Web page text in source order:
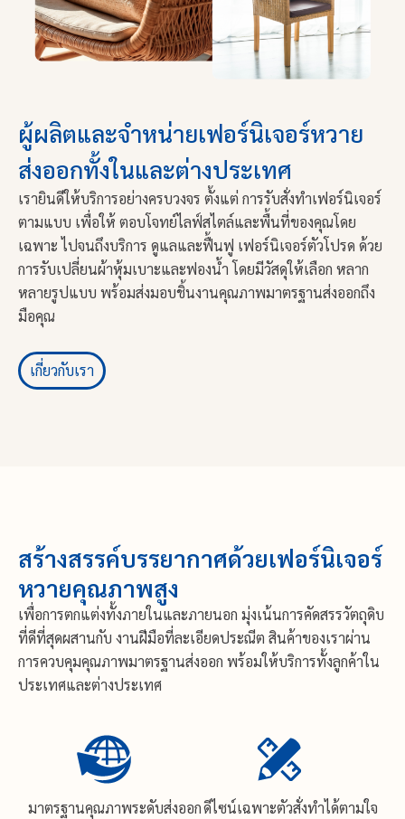
ผู้ผลิตและจำหน่ายเฟอร์นิเจอร์หวาย
ส่งออกทั้งในและต่างประเทศ
เรายินดีให้บริการอย่างครบวงจร ตั้งแต่ การรับสั่งทำเฟอร์นิเจอร์
ตามแบบ เพื่อให้ ตอบโจทย์ไลฟ์สไตล์และพื้นที่ของคุณโดย
เฉพาะ ไปจนถึงบริการ ดูแลและฟื้นฟู เฟอร์นิเจอร์ตัวโปรด ด้วย
การรับเปลี่ยนผ้าหุ้มเบาะและฟองน้ำ โดยมีวัสดุให้เลือก หลาก
หลายรูปแบบ พร้อมส่งมอบชิ้นงานคุณภาพมาตรฐานส่งออกถึง
มือคุณ
เกี่ยวกับเรา
สร้างสรรค์บรรยากาศด้วยเฟอร์นิเจอร์
หวายคุณภาพสูง
เพื่อการตกแต่งทั้งภายในและภายนอก มุ่งเน้นการคัดสรรวัตถุดิบ
ที่ดีที่สุดผสานกับ งานฝีมือที่ละเอียดประณีต สินค้าของเราผ่าน
การควบคุมคุณภาพมาตรฐานส่งออก พร้อมให้บริการทั้งลูกค้าใน
ประเทศและต่างประเทศ
มาตรฐานคุณภาพระดับส่งออกดีไซน์เฉพาะตัวสั่งทำได้ตามใจ